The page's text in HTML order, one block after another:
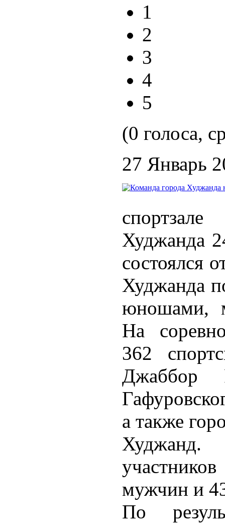
1
2
3
4
5
(0 голоса,
27 Январь
Худжанда
состоялся
Худжанда
юношами,
На
362
Джаббор
а также
Худжанд.
мужчин и
По